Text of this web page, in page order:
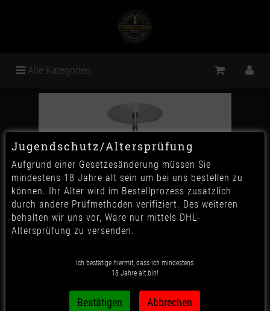
Alle Kategorien
CRT V2A Hulkman - red
Jugendschutz/Altersprüfung
Aufgrund einer Gesetzesänderung müssen Sie
mindestens 18 Jahre alt sein um bei uns bestellen zu
können. Ihr Alter wird im Bestellprozess zusätzlich
durch andere Prüfmethoden verifiziert. Des weiteren
behalten wir uns vor, Ware nur mittels DHL-
Altersprüfung zu versenden.
Ich bestätige hiermit, dass ich mindestens
18 Jahre alt bin!